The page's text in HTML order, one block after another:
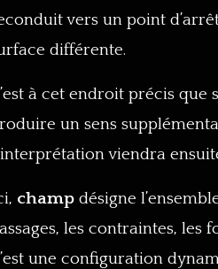
vers un point
différente.
à cet endroit précis
un sens
viendra
champ désigne
les contraintes, les
une configuration